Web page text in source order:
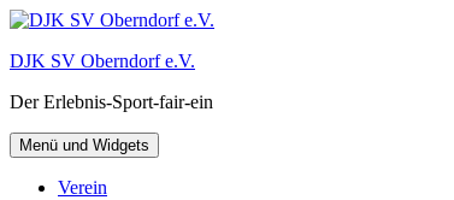
Zum
springen
DJK SV Oberndorf e.V.
Der Erlebnis-Sport-fair-ein
Menü und Widgets
Verein